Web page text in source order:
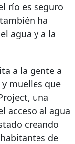
río es seguro
ha
agua y a la
a la gente a
muelles que
una
acceso al agua
creando
de